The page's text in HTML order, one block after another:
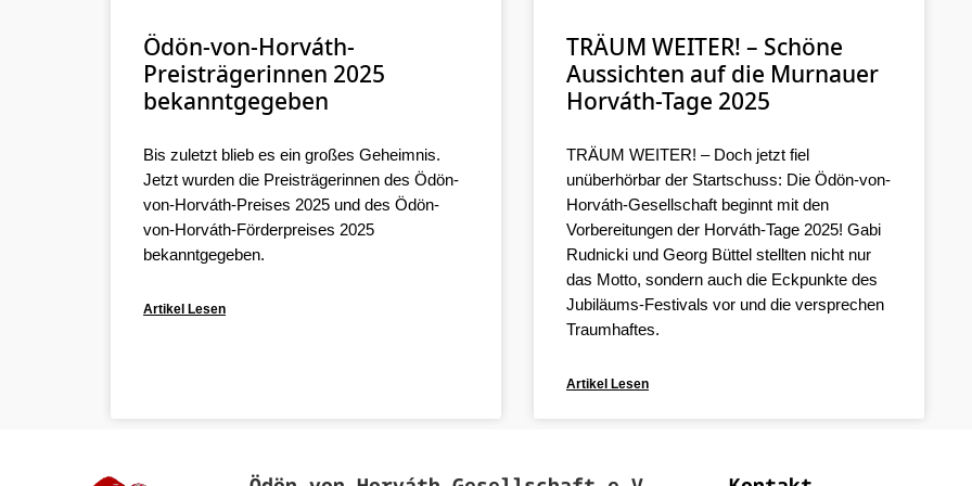
Ödön-von-Horváth-
Preisträgerinnen 2025
bekanntgegeben
Bis zuletzt blieb es ein großes Geheimnis.
Jetzt wurden die Preisträgerinnen des Ödön-
von-Horváth-Preises 2025 und des Ödön-
von-Horváth-Förderpreises 2025
bekanntgegeben.
Artikel Lesen
TRÄUM WEITER! – Schöne
Aussichten auf die Murnauer
Horváth-Tage 2025
TRÄUM WEITER! – Doch jetzt fiel
unüberhörbar der Startschuss: Die Ödön-von-
Horváth-Gesellschaft beginnt mit den
Vorbereitungen der Horváth-Tage 2025! Gabi
Rudnicki und Georg Büttel stellten nicht nur
das Motto, sondern auch die Eckpunkte des
Jubiläums-Festivals vor und die versprechen
Traumhaftes.
Artikel Lesen